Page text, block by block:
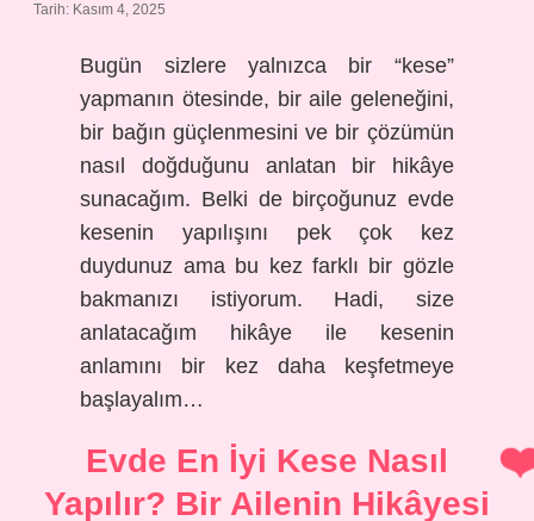
Tarih: Kasım 4, 2025
Bugün sizlere yalnızca bir “kese”
yapmanın ötesinde, bir aile geleneğini,
bir bağın güçlenmesini ve bir çözümün
nasıl doğduğunu anlatan bir hikâye
sunacağım. Belki de birçoğunuz evde
kesenin yapılışını pek çok kez
duydunuz ama bu kez farklı bir gözle
bakmanızı istiyorum. Hadi, size
anlatacağım hikâye ile kesenin
anlamını bir kez daha keşfetmeye
başlayalım…
Evde En İyi Kese Nasıl
Yapılır? Bir Ailenin Hikâyesi